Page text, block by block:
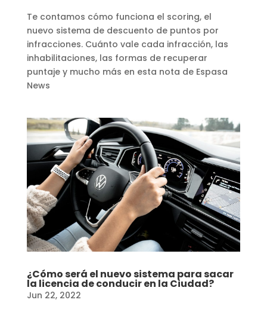
Te contamos cómo funciona el scoring, el
nuevo sistema de descuento de puntos por
infracciones. Cuánto vale cada infracción, las
inhabilitaciones, las formas de recuperar
puntaje y mucho más en esta nota de Espasa
News
¿Cómo será el nuevo sistema para sacar
la licencia de conducir en la Ciudad?
Jun 22, 2022